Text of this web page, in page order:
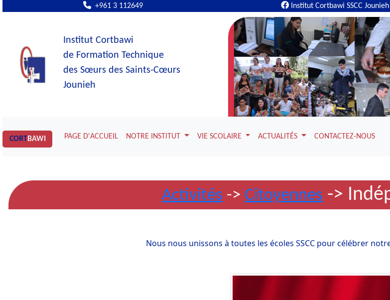
+961 3 112649 Institut Cortbawi SSCC Jounieh
Institut Cortbawi
de Formation Technique
des Sœurs des Saints-Cœurs
Jounieh
CORTBAWI PAGE D'ACCUEIL NOTRE INSTITUT VIE SCOLAIRE ACTUALITÉS CONTACTEZ-NOUS
Activités -> Citoyennes ->
Nous nous unissons à toutes les écoles SSCC pour célébrer